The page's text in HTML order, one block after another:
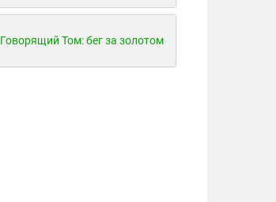
Говорящий Том: бег за золотом